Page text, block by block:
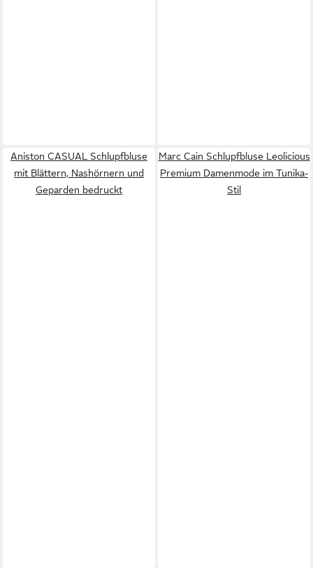
Aniston CASUAL Schlupfbluse
mit Blättern, Nashörnern und
Geparden bedruckt
Marc Cain Schlupfbluse Leolicious
Premium Damenmode im Tunika-
Stil